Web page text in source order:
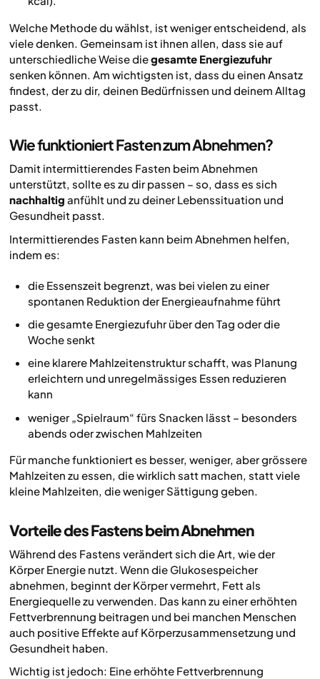
Welche Methode du wählst, ist weniger entscheidend, als
viele denken. Gemeinsam ist ihnen allen, dass sie auf
unterschiedliche Weise diegesamte Energiezufuhr
senken können. Am wichtigsten ist, dass du einen Ansatz
findest, der zu dir, deinen Bedürfnissen und deinem Alltag
passt.
Wie funktioniert Fasten zum Abnehmen?
Damit intermittierendes Fasten beim Abnehmen
unterstützt, sollte es zu dir passen – so, dass es sich
nachhaltig anfühlt und zu deiner Lebenssituation und
Gesundheit passt.
Intermittierendes Fasten kann beim Abnehmen helfen,
indem es:
die Essenszeit begrenzt, was bei vielen zu einer
spontanen Reduktion der Energieaufnahme führt
die gesamte Energiezufuhr über den Tag oder die
Woche senkt
eine klarere Mahlzeitenstruktur schafft, was Planung
erleichtern und unregelmässiges Essen reduzieren
kann
weniger „Spielraum“ fürs Snacken lässt – besonders
abends oder zwischen Mahlzeiten
Für manche funktioniert es besser, weniger, aber grössere
Mahlzeiten zu essen, die wirklich satt machen, statt viele
kleine Mahlzeiten, die weniger Sättigung geben.
Vorteile des Fastens beim Abnehmen
Während des Fastens verändert sich die Art, wie der
Körper Energie nutzt. Wenn die Glukosespeicher
abnehmen, beginnt der Körper vermehrt, Fett als
Energiequelle zu verwenden. Das kann zu einer erhöhten
Fettverbrennung beitragen und bei manchen Menschen
auch positive Effekte auf Körperzusammensetzung und
Gesundheit haben.
Wichtig ist jedoch: Eine erhöhte Fettverbrennung